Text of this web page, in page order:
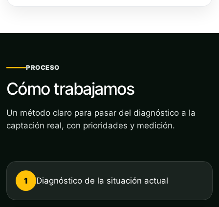
PROCESO
Cómo trabajamos
Un método claro para pasar del diagnóstico a la
captación real, con prioridades y medición.
1 Diagnóstico de la situación actual